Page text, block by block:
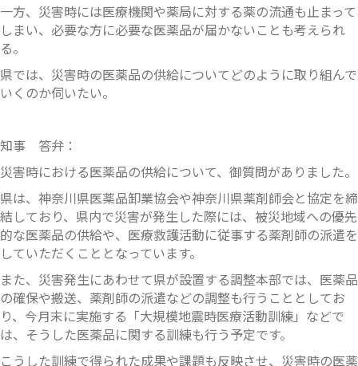
一方、災害時には医療機関や薬局に対する薬の流通も止まって
しまい、必要な方に必要な医薬品が届かないことも考えられ
る。
県では、災害時の医薬品の供給についてどのように取り組んで
いくのか伺いたい。
知事 答弁：
災害時における医薬品の供給について、御質問がありました。
県は、神奈川県医薬品卸業協会や神奈川県薬剤師会と協定を締
結しており、県内で災害が発生した際には、被災地域への優先
的な医薬品の供給や、医療救護活動に従事する薬剤師の派遣を
していただくこととなっています。
また、災害発生にあわせて県が設置する調整本部では、医薬品
の確保や搬送、薬剤師の派遣などの調整も行うこととしてお
り、今月末に実施する「大規模地震時医療活動訓練」などで
は、そうした医薬品に関する訓練も行う予定です。
こうした訓練で得られた成果や課題も反映させ、災害時の医薬